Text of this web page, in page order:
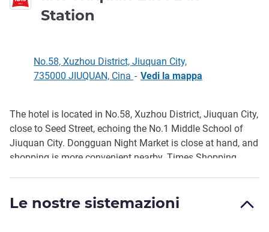
Station
No.58, Xuzhou District, Jiuquan City,
735000 JIUQUAN, Cina - Vedi la mappa
Descrizione
The hotel is located in No.58, Xuzhou District, Jiuquan City,
close to Seed Street, echoing the No.1 Middle School of
Jiuquan City. Dongguan Night Market is close at hand, and
shopping is more convenient nearby. Times Shopping
sites are even more beautiful. The hotel offers
Le nostre sistemazioni